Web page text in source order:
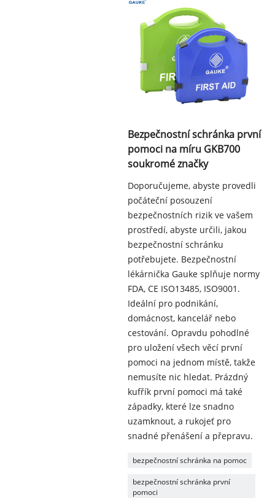
Bezpečnostní schránka první
pomoci na míru GKB700
soukromé značky
Doporučujeme, abyste provedli
počáteční posouzení
bezpečnostních rizik ve vašem
prostředí, abyste určili, jakou
bezpečnostní schránku
potřebujete. Bezpečnostní
lékárnička Gauke splňuje normy
FDA, CE ISO13485, ISO9001.
Ideální pro podnikání,
domácnost, kancelář nebo
cestování. Opravdu pohodlné
pro uložení všech věcí první
pomoci na jednom místě, takže
nemusíte nic hledat. Prázdný
kufřík první pomoci má také
západky, které lze snadno
uzamknout, a rukojeť pro
snadné přenášení a přepravu.
bezpečnostní schránka na pomoc
bezpečnostní schránka první
pomoci